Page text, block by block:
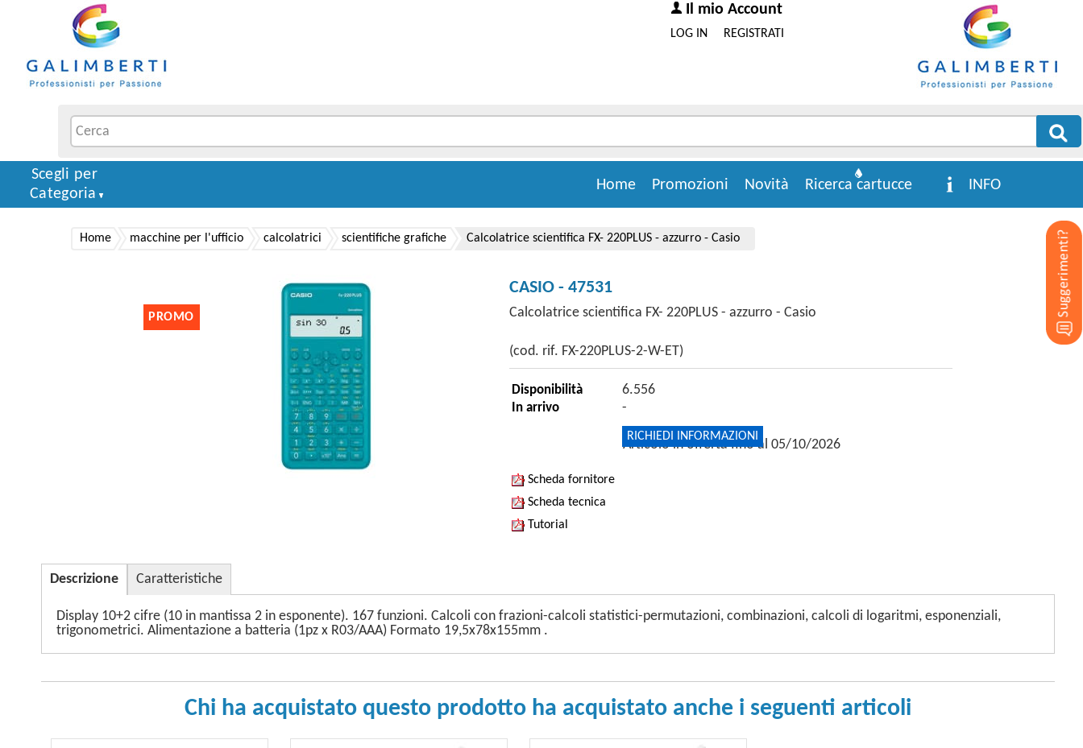
Il mio Account
REGISTRATI
LOG IN
INFO
Ricerca cartucce
Novità
Promozioni
Home
Scegli per
Categoria
Home macchine per l'ufficio calcolatrici scientifiche grafiche Calcolatrice scientifica FX- 220PLUS - azzurro - Casio
PROMO
CASIO - 47531
Calcolatrice scientifica FX- 220PLUS - azzurro - Casio
(cod. rif. FX-220PLUS-2-W-ET)
Disponibilità 6.556
In arrivo -
RICHIEDI INFORMAZIONI
Articolo in offerta fino al 05/10/2026
Scheda fornitore
Scheda tecnica
Tutorial
Descrizione Caratteristiche
Display 10+2 cifre (10 in mantissa 2 in esponente). 167 funzioni. Calcoli con frazioni-calcoli statistici-permutazioni, combinazioni, calcoli di logaritmi, esponenziali,
trigonometrici. Alimentazione a batteria (1pz x R03/AAA) Formato 19,5x78x155mm .
Chi ha acquistato questo prodotto ha acquistato anche i seguenti articoli